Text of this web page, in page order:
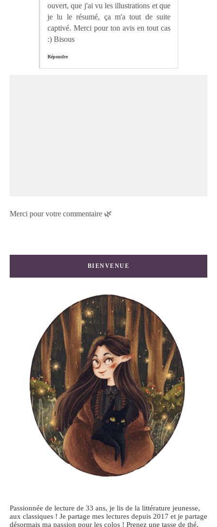
ouvert, que j'ai vu les illustrations et que
je lu le résumé, ça m'a tout de suite
captivé. Merci pour ton avis en tout cas
:) Bisous
Répondre
Merci pour votre commentaire 🌿
BIENVENUE
Passionnée de lecture de 33 ans, je lis de la littérature jeunesse,
aux classiques ! Je partage mes lectures depuis 2017 et je partage
désormais ma passion pour les colos ! Prenez une tasse de thé,